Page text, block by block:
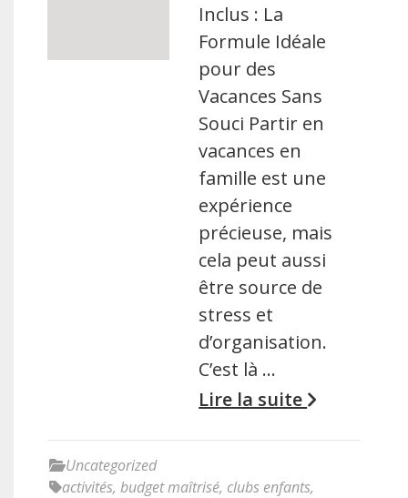
Inclus : La
Formule Idéale
pour des
Vacances Sans
Souci Partir en
vacances en
famille est une
expérience
précieuse, mais
cela peut aussi
être source de
stress et
d’organisation.
C’est là …
Lire la suite
Uncategorized
activités, budget maîtrisé, clubs enfants,